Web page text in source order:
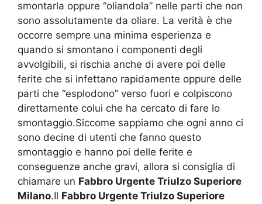
smontarla oppure “oliandola” nelle parti che non
sono assolutamente da oliare. La verità è che
occorre sempre una minima esperienza e
quando si smontano i componenti degli
avvolgibili, si rischia anche di avere poi delle
ferite che si infettano rapidamente oppure delle
parti che “esplodono” verso fuori e colpiscono
direttamente colui che ha cercato di fare lo
smontaggio.Siccome sappiamo che ogni anno ci
sono decine di utenti che fanno questo
smontaggio e hanno poi delle ferite e
conseguenze anche gravi, allora si consiglia di
chiamare un Fabbro Urgente Triulzo Superiore
Milano.Il Fabbro Urgente Triulzo Superiore